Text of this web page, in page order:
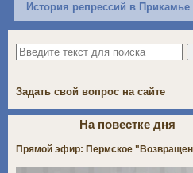
История репрессий в Прикамье
Задать свой вопрос на сайте
На повестке дня
Прямой эфир: Пермское